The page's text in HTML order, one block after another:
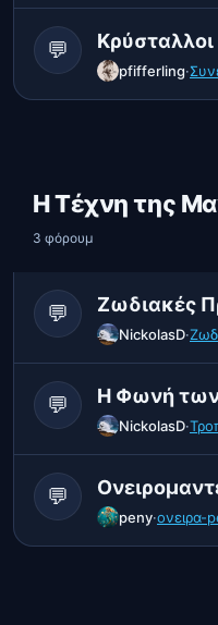
💬 Κρύσταλλοι
pfifferling·
Η Τέχνη της
3 φόρουμ
💬 Ζωδιακές
NickolasD·
💬 Η Φωνή
NickolasD·
💬
peny·ονειρα-